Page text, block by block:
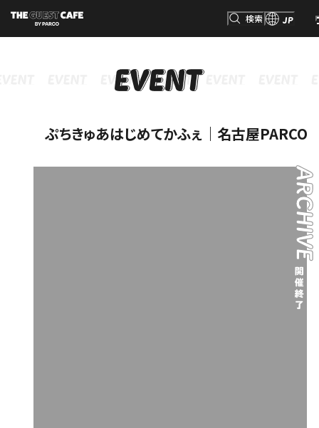
検索 JP
検索
INFORMATION RESERVATION
ぷちきゅあはじめてかふぇ｜名古屋PARCO